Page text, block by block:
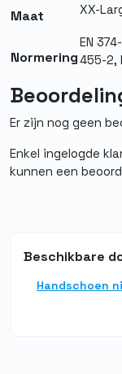
buitenzijde
Materiaal
Steriel
Maat XX-
Normering
EN
455-2,
Er zijn nog geen
Enkel ingelogde
kunnen een
Beschikbare
Handschoen